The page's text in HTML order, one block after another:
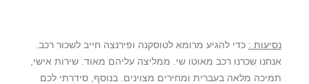
נסיעות : כדי להגיע מרומא לטוסקנה ופירנצה חייב לשכור רכב.
אנחנו שכרנו רכב מאוטו שי. ממליצה עליהם מאוד. שירות אישי,
תמיכה מלאה בעברית ומחירים מצוינים. בנוסף, סידרתי לכם